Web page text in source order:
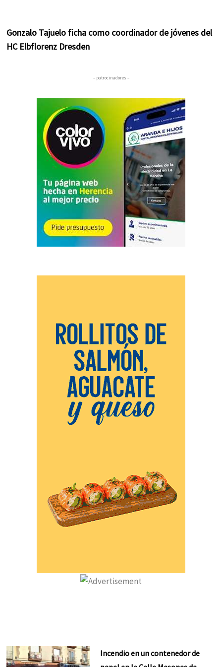
Gonzalo Tajuelo ficha como coordinador de jóvenes del
HC Elbflorenz Dresden
– patrocinadores –
Incendio en un contenedor de